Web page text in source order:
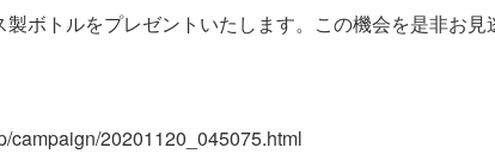
ボトルをプレゼントいたします。この機会を是非お見
campaign/20201120_045075.html